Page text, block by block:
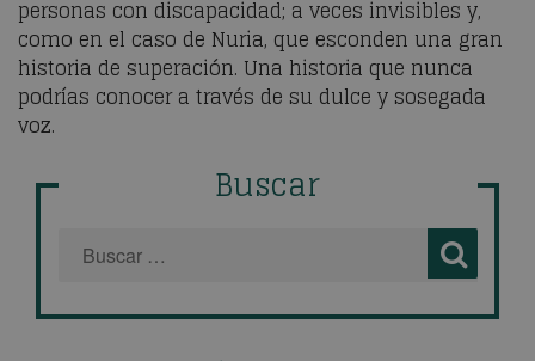
personas con discapacidad; a veces invisibles y,
como en el caso de Nuria, que esconden una gran
historia de superación. Una historia que nunca
podrías conocer a través de su dulce y sosegada
voz.
Buscar